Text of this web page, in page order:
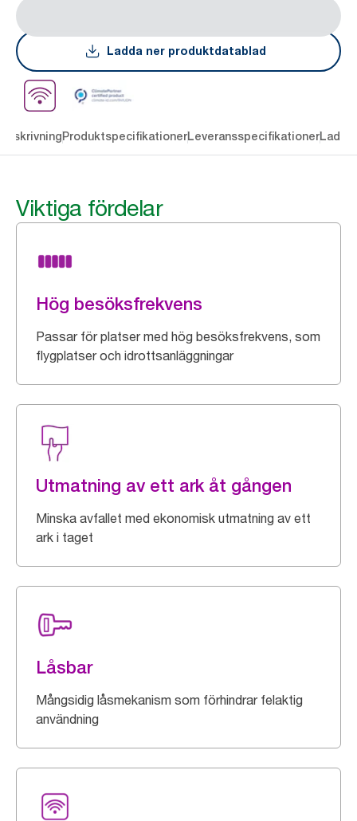
Ladda ner produktdatablad
ProduktspecifikationerLeveransspecifikationerLadda
Viktiga fördelar
Hög besöksfrekvens
Passar för platser med hög besöksfrekvens, som
flygplatser och idrottsanläggningar
Utmatning av ett ark åt gången
Minska avfallet med ekonomisk utmatning av ett
ark i taget
Låsbar
Mångsidig låsmekanism som förhindrar felaktig
användning